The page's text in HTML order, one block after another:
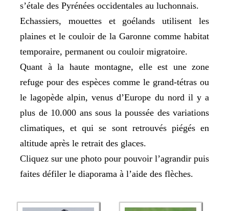
s’étale des Pyrénées occidentales au luchonnais.
Echassiers, mouettes et goélands utilisent les
plaines et le couloir de la Garonne comme habitat
temporaire, permanent ou couloir migratoire.
Quant à la haute montagne, elle est une zone
refuge pour desespèces comme le grand-tétras ou
le lagopède alpin,venus d’Europe du nord il y a
plus de 10.000 ans sous la poussée des variations
climatiques, et qui se sont retrouvés piégés en
altitude après le retrait des glaces.
Cliquez sur une photo pour pouvoir l’agrandir puis
faites défiler le diaporama à l’aide des flèches.